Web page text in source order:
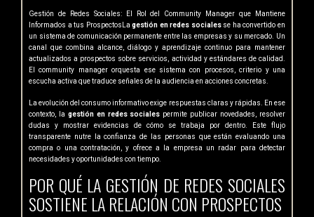
Gestión de Redes Sociales: El Rol del Community Manager que Mantiene
Informados a tus ProspectosLagestión en redes socialesse ha convertido en
un sistema de comunicación permanente entre las empresas y su mercado. Un
canal que combina alcance, diálogo y aprendizaje continuo para mantener
actualizados a prospectos sobre servicios, actividad y estándares de calidad.
El community manager orquesta ese sistema con procesos, criterio y una
escucha activa que traduce señales de la audiencia en acciones concretas.
La evolución del consumo informativo exige respuestas claras y rápidas. En ese
contexto, la gestión en redes sociales permite publicar novedades, resolver
dudas y mostrar evidencias de cómo se trabaja por dentro. Este flujo
transparente nutre la confianza de las personas que están evaluando una
compra o una contratación, y ofrece a la empresa un radar para detectar
necesidades y oportunidades con tiempo.
POR QUÉ LA GESTIÓN DE REDES SOCIALES
SOSTIENE LA RELACIÓN CON PROSPECTOS